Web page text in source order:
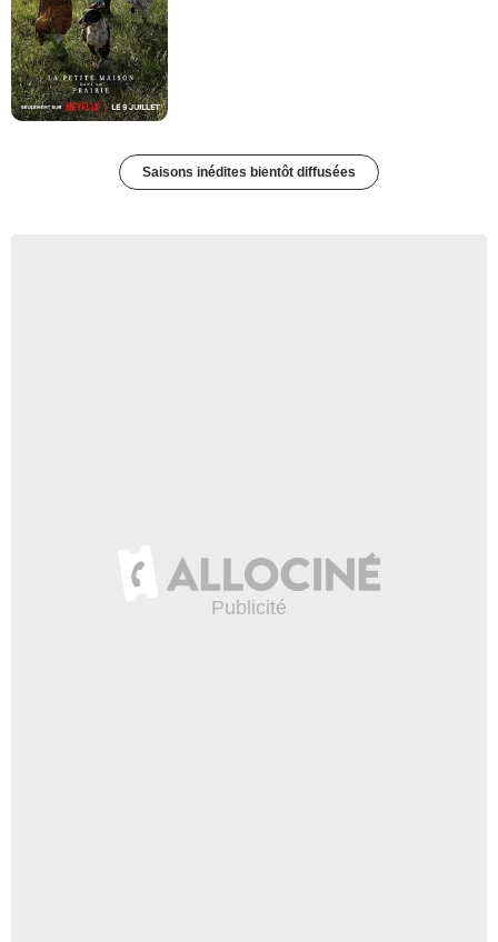
Saisons inédites bientôt diffusées